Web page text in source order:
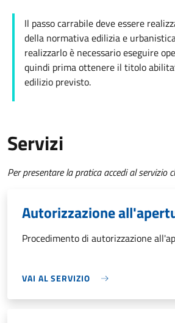
Il passo carrabile deve essere
della normativa edilizia e
realizzarlo è necessario eseguire
quindi prima ottenere il titolo
edilizio previsto.
Servizi
Per presentare la pratica accedi al servizio
Autorizzazione
Procedimento di autorizzazione
VAI AL SERVIZIO